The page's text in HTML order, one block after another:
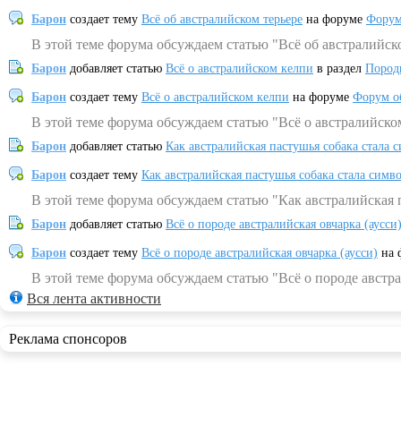
Барон создает тему Всё об австралийском терьере на форуме
В этой теме форума обсуждаем статью "Всё об
Барон добавляет статью Всё о австралийском келпи в раздел
Барон создает тему Всё о австралийском келпи на форуме Форум
В этой теме форума обсуждаем статью "Всё о
Барон добавляет статью Как австралийская пастушья собака
Барон создает тему Как австралийская пастушья собака стала
В этой теме форума обсуждаем статью "Как
Барон добавляет статью Всё о породе австралийская овчарка (аусси)
Барон создает тему Всё о породе австралийская овчарка (аусси) на
В этой теме форума обсуждаем статью "Всё о породе
Вся лента активности
Реклама спонсоров